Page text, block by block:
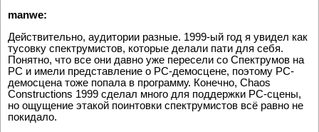
manwe:
Действительно, аудитории разные. 1999-ый год я увидел как
тусовку спектрумистов, которые делали пати для себя.
Понятно, что все они давно уже пересели со Спектрумов на
PC и имели представление о PC-демосцене, поэтому PC-
демосцена тоже попала в программу. Конечно, Chaos
Constructions 1999 сделал много для поддержки PC-сцены,
но ощущение этакой поинтовки спектрумистов всё равно не
покидало.